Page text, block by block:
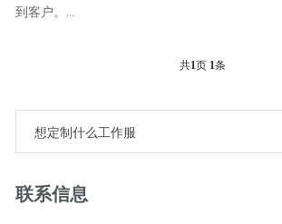
到客户。...
共1页 1条
联系信息